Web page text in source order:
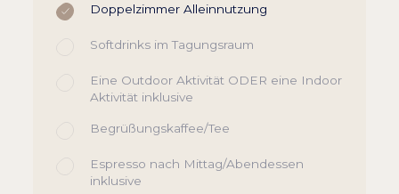
Doppelzimmer Alleinnutzung
Softdrinks im Tagungsraum
Eine Outdoor Aktivität ODER eine Indoor
Aktivität inklusive
Begrüßungskaffee/Tee
Espresso nach Mittag/Abendessen
inklusive